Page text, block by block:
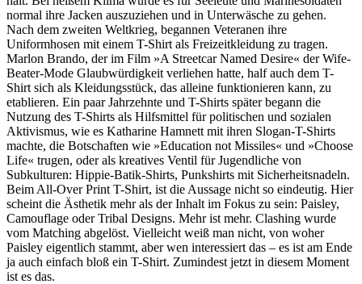
normal ihre Jacken auszuziehen und in Unterwäsche zu gehen.
Nach dem zweiten Weltkrieg, begannen Veteranen ihre
Uniformhosen mit einem T-Shirt als Freizeitkleidung zu tragen.
Marlon Brando, der im Film »A Streetcar Named Desire« der Wife-
Beater-Mode Glaubwürdigkeit verliehen hatte, half auch dem T-
Shirt sich als Kleidungsstück, das alleine funktionieren kann, zu
etablieren. Ein paar Jahrzehnte und T-Shirts später begann die
Nutzung des T-Shirts als Hilfsmittel für politischen und sozialen
Aktivismus, wie es Katharine Hamnett mit ihren Slogan-T-Shirts
machte, die Botschaften wie »Education not Missiles« und »Choose
Life« trugen, oder als kreatives Ventil für Jugendliche von
Subkulturen: Hippie-Batik-Shirts, Punkshirts mit Sicherheitsnadeln.
Beim All-Over Print T-Shirt, ist die Aussage nicht so eindeutig. Hier
scheint die Ästhetik mehr als der Inhalt im Fokus zu sein: Paisley,
Camouflage oder Tribal Designs. Mehr ist mehr. Clashing wurde
vom Matching abgelöst. Vielleicht weiß man nicht, von woher
Paisley eigentlich stammt, aber wen interessiert das – es ist am Ende
ja auch einfach bloß ein T-Shirt. Zumindest jetzt in diesem Moment
ist es das.